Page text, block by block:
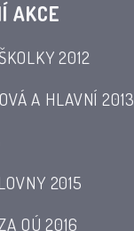
AKCE
2012
A HLAVNÍ 2013
2015
OÚ 2016